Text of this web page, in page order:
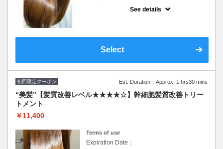
See details
Select
初回限定クーポン Est. Duration：Approx. 1 hrs30 mins
“美髪”【髪質改善レベル★★★★☆】幹細胞髪質改善トリー
トメント
￥11,400
Terms of use
Expiration Date：